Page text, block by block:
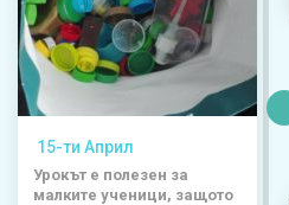
15-ти Април
Урокът е полезен за
малките ученици, защото